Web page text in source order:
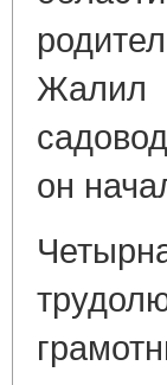
Жалил
он